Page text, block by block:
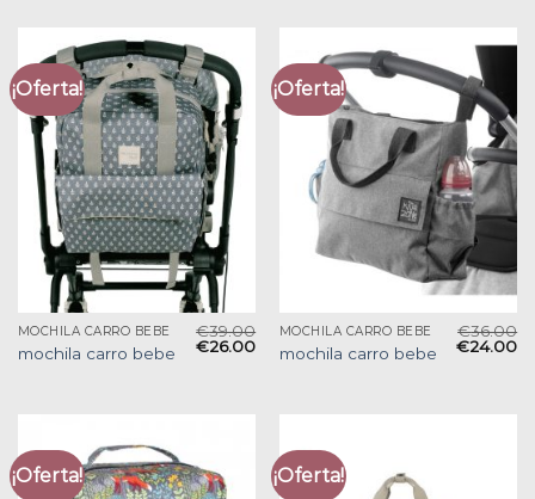
¡Oferta!
MOCHILA CARRO BEBE
mochila carro bebe
€39.00
€26.00
¡Oferta!
MOCHILA CARRO BEBE
mochila carro bebe
€36.00
€24.00
¡Oferta! ¡Oferta!